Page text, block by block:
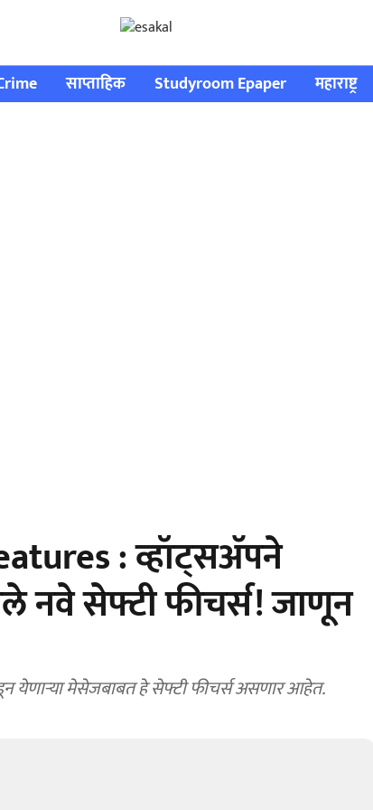
साप्ताहिक Studyroom Epaper महाराष्ट्र
: व्हॉट्सअ‍ॅपने
नवे सेफ्टी फीचर्स! जाणून
येणाऱ्या मेसेजबाबत हे सेफ्टी फीचर्स असणार आहेत.